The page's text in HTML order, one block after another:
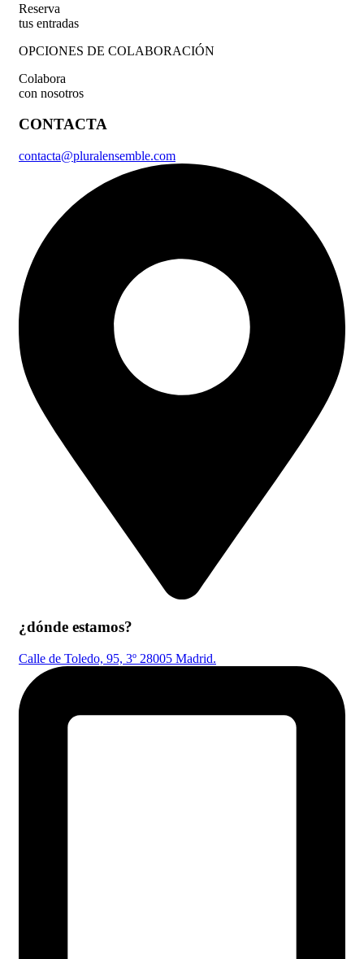
Reserva
tus entradas
OPCIONES DE COLABORACIÓN
Colabora
con nosotros
CONTACTA
contacta@pluralensemble.com
¿dónde estamos?
Calle de Toledo, 95, 3º 28005 Madrid.